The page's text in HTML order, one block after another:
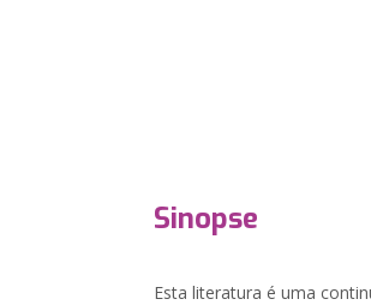
Sinopse
Esta literatura é uma